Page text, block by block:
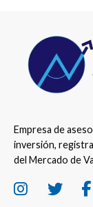
Empresa de
inversión,
del Mercado de